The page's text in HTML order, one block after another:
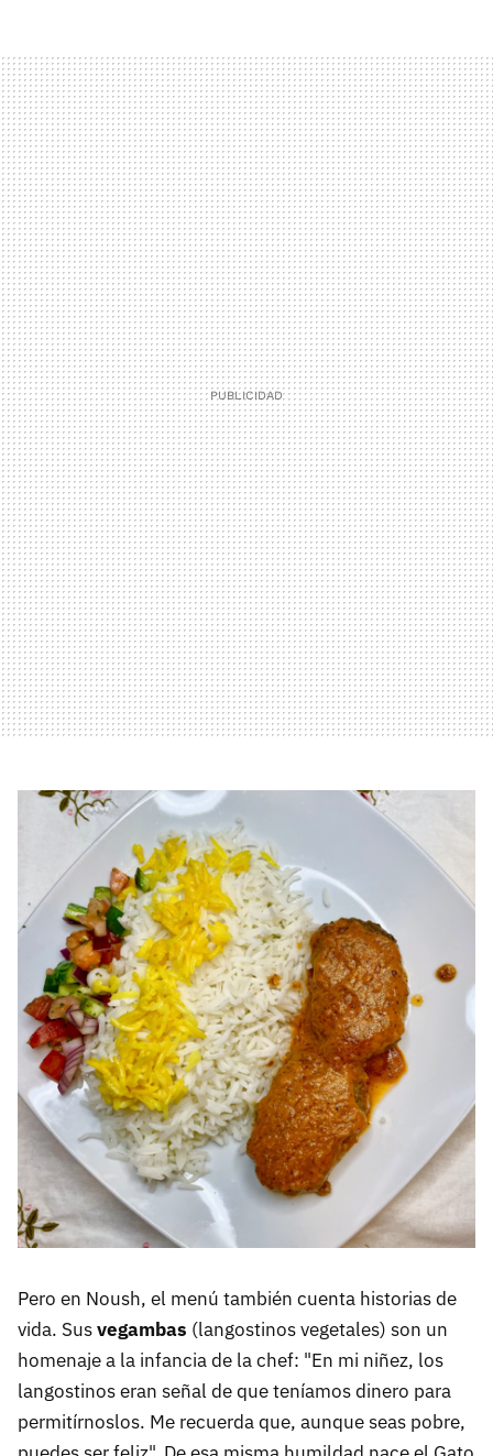
Pero en Noush, el menú también cuenta historias de
vida. Susvegambas (langostinos vegetales) son un
homenaje a la infancia de la chef: "En mi niñez, los
langostinos eran señal de que teníamos dinero para
permitírnoslos. Me recuerda que, aunque seas pobre,